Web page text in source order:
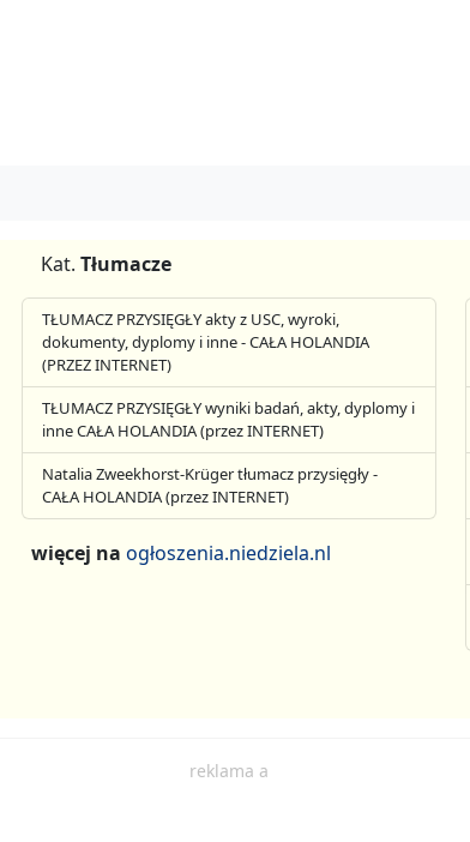
Kat. Tłumacze
TŁUMACZ PRZYSIĘGŁY akty z USC, wyroki,
dokumenty, dyplomy i inne - CAŁA HOLANDIA
(PRZEZ INTERNET)
TŁUMACZ PRZYSIĘGŁY wyniki badań, akty, dyplomy i
inne CAŁA HOLANDIA (przez INTERNET)
Natalia Zweekhorst-Krüger tłumacz przysięgły -
CAŁA HOLANDIA (przez INTERNET)
więcej naogłoszenia.niedziela.nl
reklama a